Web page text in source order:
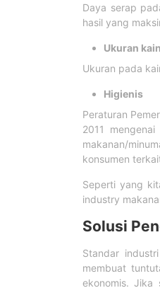
Daya serap
hasil yang
Ukuran
Ukuran pada
Higienis
Peraturan
2011
makanan/
konsumen
Seperti yang
industry
Solusi
Standar
membuat
ekonomis. Jika